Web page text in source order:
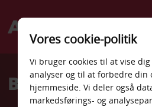
Welcome
AvisBilleje Mardin
Vores cookie-politik
Vi bruger cookies til at vise
analyser og til at forbedre din
hjemmeside. Vi deler også
markedsførings- og